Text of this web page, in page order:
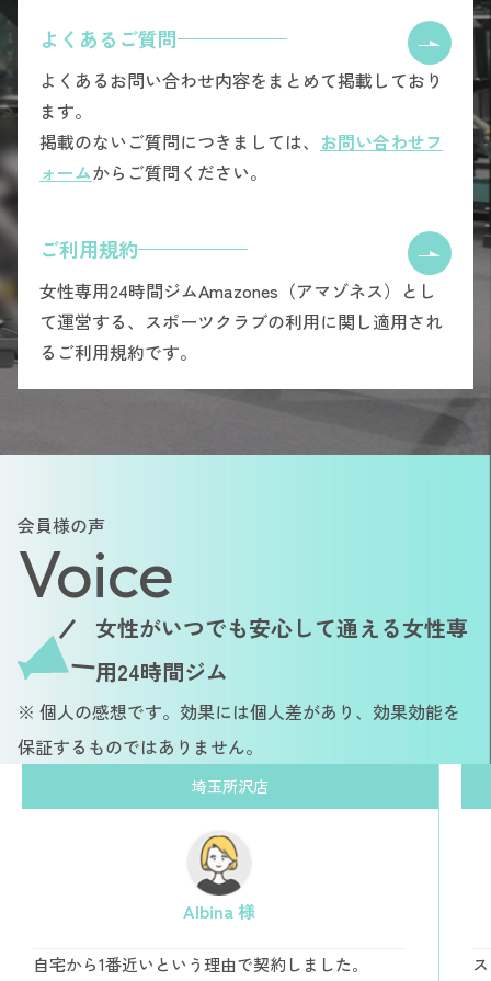
よくあるご質問
よくあるお問い合わせ内容をまとめて掲載しており
ます。
掲載のないご質問につきましては、 お問い合わせフ
ォームからご質問ください。
ご利用規約
女性専用24時間ジムAmazones（アマゾネス）とし
て運営する、スポーツクラブの利用に関し適用され
るご利用規約です。
会員様の声
Voice
女性がいつでも安心して通える女性専
用24時間ジム
※ 個人の感想です。効果には個人差があり、効果効能を
保証するものではありません。
埼玉所沢店
Albina 様
自宅から1番近いという理由で契約しました。